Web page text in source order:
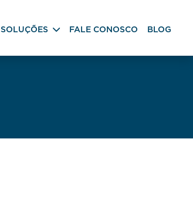
SOLUÇÕES FALE CONOSCO BLOG